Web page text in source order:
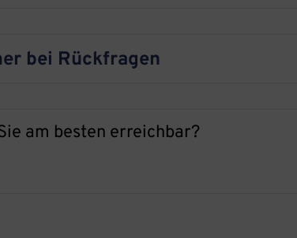
bei Rückfragen
am besten erreichbar?